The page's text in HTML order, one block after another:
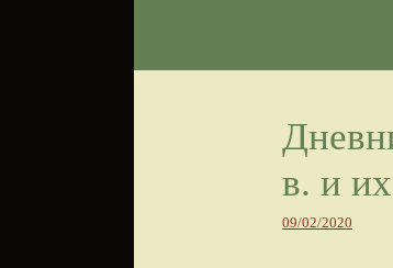
в. и
09/02/2020